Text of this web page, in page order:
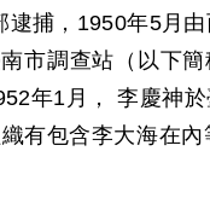
捕，1950年5月
市調查站（以下
年1月， 李慶神
有包含李大海在內